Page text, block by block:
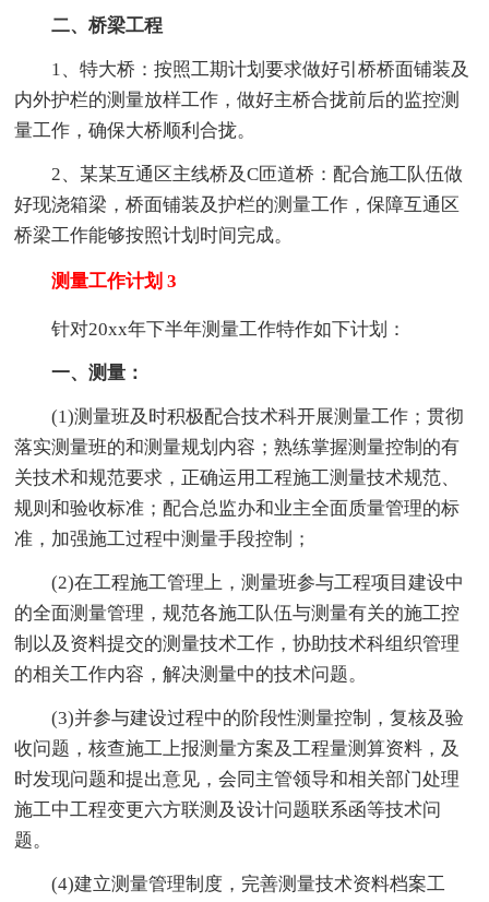
二、桥梁工程
1、特大桥：按照工期计划要求做好引桥桥面铺装及
内外护栏的测量放样工作，做好主桥合拢前后的监控测
量工作，确保大桥顺利合拢。
2、某某互通区主线桥及C匝道桥：配合施工队伍做
好现浇箱梁，桥面铺装及护栏的测量工作，保障互通区
桥梁工作能够按照计划时间完成。
测量工作计划 3
针对20xx年下半年测量工作特作如下计划：
一、测量：
(1)测量班及时积极配合技术科开展测量工作；贯彻
落实测量班的和测量规划内容；熟练掌握测量控制的有
关技术和规范要求，正确运用工程施工测量技术规范、
规则和验收标准；配合总监办和业主全面质量管理的标
准，加强施工过程中测量手段控制；
(2)在工程施工管理上，测量班参与工程项目建设中
的全面测量管理，规范各施工队伍与测量有关的施工控
制以及资料提交的测量技术工作，协助技术科组织管理
的相关工作内容，解决测量中的技术问题。
(3)并参与建设过程中的阶段性测量控制，复核及验
收问题，核查施工上报测量方案及工程量测算资料，及
时发现问题和提出意见，会同主管领导和相关部门处理
施工中工程变更六方联测及设计问题联系函等技术问
题。
(4)建立测量管理制度，完善测量技术资料档案工